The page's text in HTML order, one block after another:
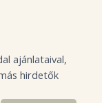
ajánlataival,
hirdetők